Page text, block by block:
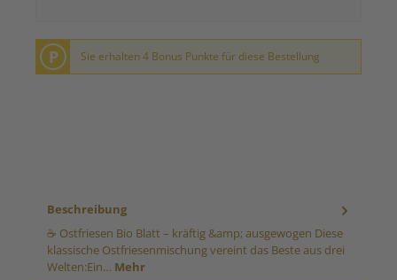
P Sie erhalten 4 Bonus Punkte für diese Bestellung
Beschreibung
☕ Ostfriesen Bio Blatt – kräftig &amp; ausgewogen Diese
klassische Ostfriesenmischung vereint das Beste aus drei
Welten:Ein… Mehr